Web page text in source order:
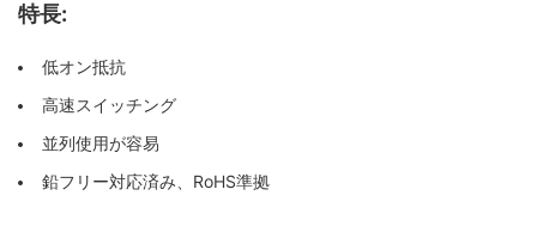
特長:
低オン抵抗
高速スイッチング
並列使用が容易
鉛フリー対応済み、RoHS準拠